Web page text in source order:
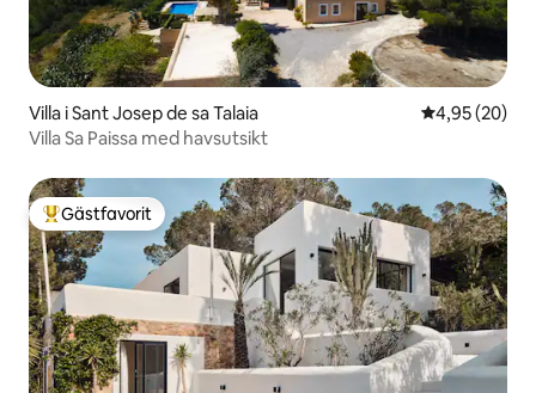
Villa i Sant Josep de sa Talaia 4,95 av 5 i
4,95 (20)
Villa Sa Paissa med havsutsikt
Populär gästfavorit
Gästfavorit